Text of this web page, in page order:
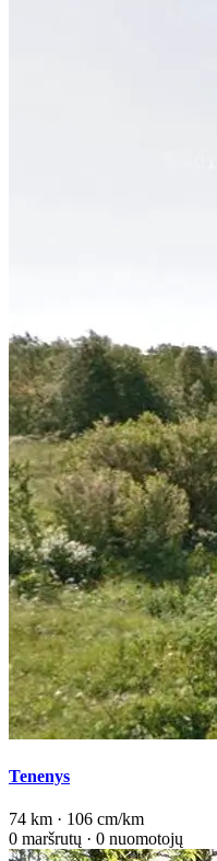
Tenenys
74 km · 106 cm/km
0 maršrutų · 0 nuomotojų